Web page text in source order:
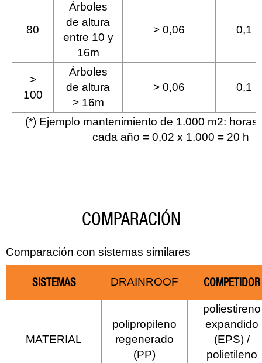
80
Árboles
de altura
entre 10 y
16m
> 0,06 0,1
>
100
Árboles
de altura
> 16m
> 0,06 0,1
(*) Ejemplo mantenimiento de 1.000 m2: horas
cada año = 0,02 x 1.000 = 20 h
COMPARACIÓN
Comparación con sistemas similares
SISTEMAS DRAINROOF COMPETIDOR
MATERIAL
polipropileno
regenerado
(PP)
poliestireno
expandido
(EPS) /
polietileno